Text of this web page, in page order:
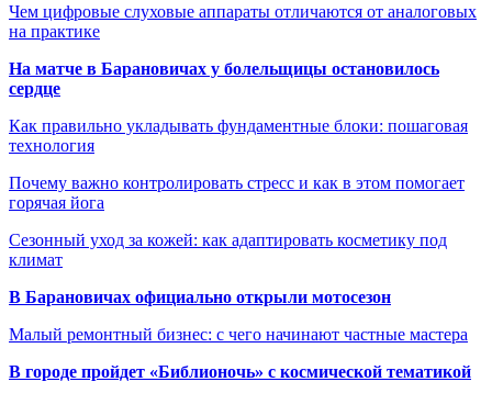
Чем цифровые слуховые аппараты отличаются от аналоговых
на практике
На матче в Барановичах у болельщицы остановилось
сердце
Как правильно укладывать фундаментные блоки: пошаговая
технология
Почему важно контролировать стресс и как в этом помогает
горячая йога
Сезонный уход за кожей: как адаптировать косметику под
климат
В Барановичах официально открыли мотосезон
Малый ремонтный бизнес: с чего начинают частные мастера
В городе пройдет «Библионочь» с космической тематикой